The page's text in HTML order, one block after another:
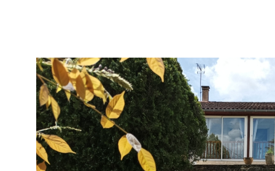
telles qu?une grange servant d?atelier, une cabane de
ancienne longère pouvant être réhabilitée en maison
une superbe cave voûtée idéale pour conserver les
bouteilles. Le parc, agrémenté d?une belle piscine et
tennis, accueille également un puits en parfait état de
fonctionnement, offrant une touche de charme
atout pratique pour l?arrosage du jardin et l?entretien
Un grand garage indépendant, situé à l?entrée de la